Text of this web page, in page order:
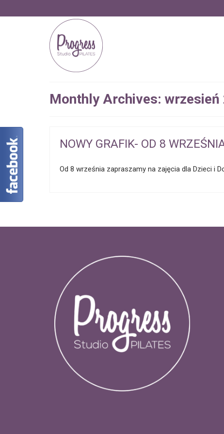
Monthly Archives: wrzesień
NOWY GRAFIK- OD 8
Od 8 września zapraszamy na zajęcia dla Dzieci i